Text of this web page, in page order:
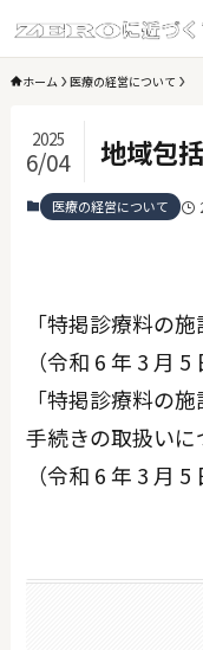
ホーム 医療の経営について
地域包
2025
6/04
医療の経営について
「特掲診療料の
（令和 6 年 3 月
「特掲診療料の
手続きの取扱いに
（令和 6 年 3 月